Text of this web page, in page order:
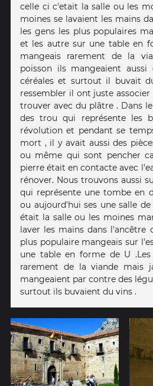
celle ci c'etait la salle ou les
moines se lavaient les mains
les gens les plus populaires
et les autre sur une table en
mangeais rarement de la
poisson ils mangeaient
céréales et surtout il buvait
ressembler il ont juste
trouver avec du plâtre . Dans
des trou qui représente les
révolution et pendant se
mort , il y avait aussi des
ou même qui sont pencher
pierre était en contacte avec
rénover. Nous trouvons aussi
qui représente une tombe en
ou aujourd'hui ses une salle
était la salle ou les moines
laver les mains dans l'ancêtre
plus populaire mangeais sur
une table en forme de U
rarement de la viande mais
mangeaient par contre des
surtout ils buvaient du vins .